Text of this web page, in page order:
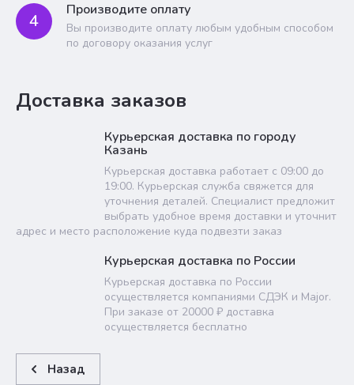
4
Производите оплату
Вы производите оплату любым удобным способом
по договору оказания услуг
Доставка заказов
Курьерская доставка по городу
Казань
Курьерская доставка работает с 09:00 до
19:00. Курьерская служба свяжется для
уточнения деталей. Специалист предложит
выбрать удобное время доставки и уточнит
адрес и место расположение куда подвезти заказ
Курьерская доставка по России
Курьерская доставка по России
осуществляется компаниями СДЭК и Major.
При заказе от 20000 ₽ доставка
осуществляется бесплатно
Назад